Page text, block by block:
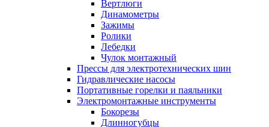
Вертлюги
Динамометры
Зажимы
Ролики
Лебедки
Чулок монтажный
Прессы для электротехнических шин
Гидравлические насосы
Портативные горелки и паяльники
Электромонтажные инструменты
Бокорезы
Длинногубцы